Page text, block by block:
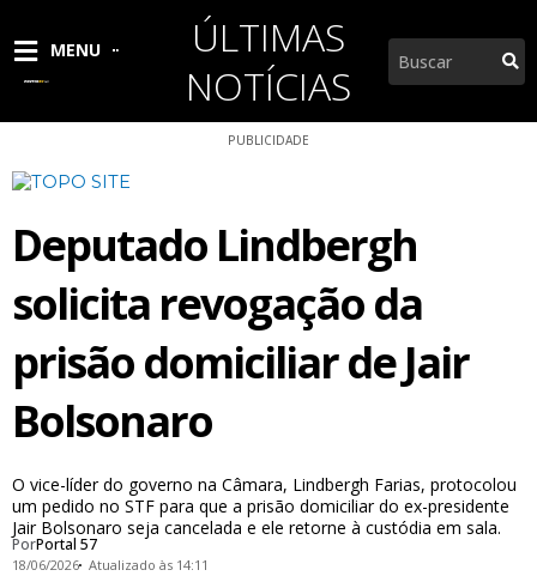
MENU
ÚLTIMAS
NOTÍCIAS
Pesquisar
PUBLICIDADE
Deputado Lindbergh
solicita revogação da
prisão domiciliar de Jair
Bolsonaro
O vice-líder do governo na Câmara, Lindbergh Farias, protocolou
um pedido no STF para que a prisão domiciliar do ex-presidente
Jair Bolsonaro seja cancelada e ele retorne à custódia em sala.
PorPortal 57
18/06/2026 Atualizado às 14:11